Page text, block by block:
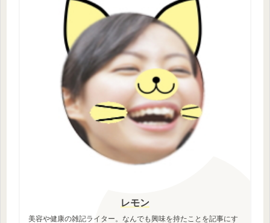
レモン
美容や健康の雑記ライター。なんでも興味を持たことを記事にす